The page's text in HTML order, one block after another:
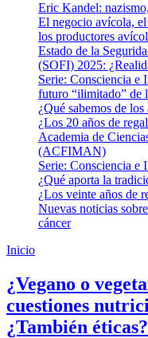
Eric Kandel:
El negocio avícola,
los productores
Estado de la
(SOFI) 2025:
Serie: Consciencia
futuro “ilimitado” de
¿Qué sabemos de
¿Los 20 años de
Academia de
(ACFIMAN)
Serie: Consciencia e
¿Qué aporta la
¿Los veinte años de
Nuevas noticias
cáncer
Inicio
¿Vegano o
cuestiones
¿También éticas?